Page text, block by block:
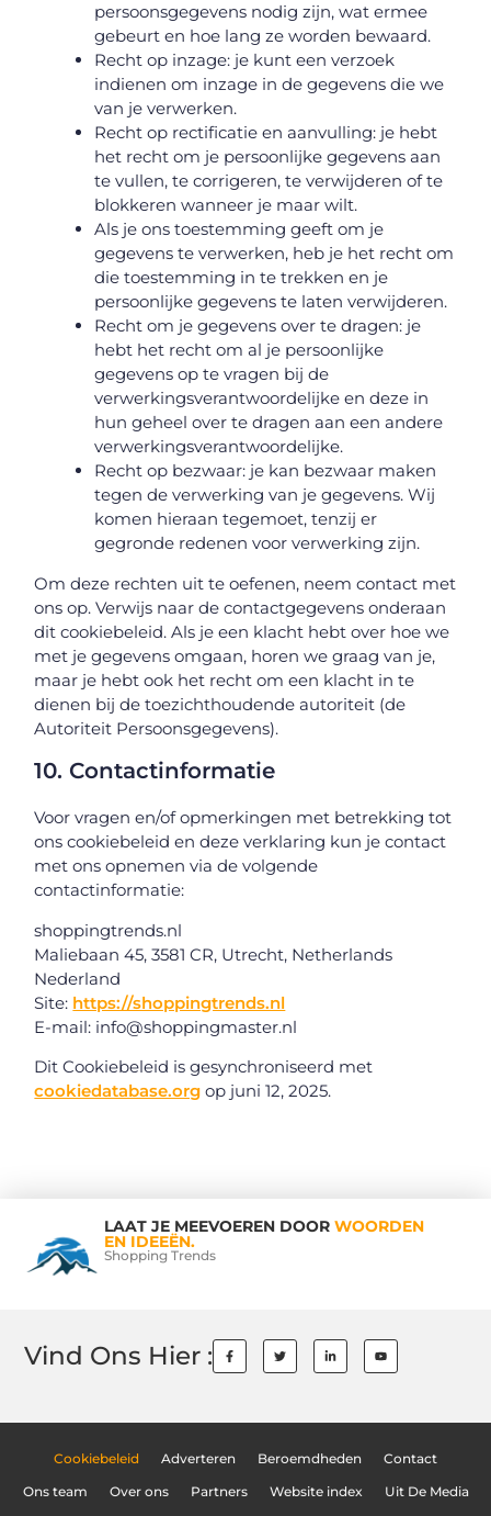
persoonsgegevens nodig zijn, wat ermee
gebeurt en hoe lang ze worden bewaard.
Recht op inzage: je kunt een verzoek
indienen om inzage in de gegevens die we
van je verwerken.
Recht op rectificatie en aanvulling: je hebt
het recht om je persoonlijke gegevens aan
te vullen, te corrigeren, te verwijderen of te
blokkeren wanneer je maar wilt.
Als je ons toestemming geeft om je
gegevens te verwerken, heb je het recht om
die toestemming in te trekken en je
persoonlijke gegevens te laten verwijderen.
Recht om je gegevens over te dragen: je
hebt het recht om al je persoonlijke
gegevens op te vragen bij de
verwerkingsverantwoordelijke en deze in
hun geheel over te dragen aan een andere
verwerkingsverantwoordelijke.
Recht op bezwaar: je kan bezwaar maken
tegen de verwerking van je gegevens. Wij
komen hieraan tegemoet, tenzij er
gegronde redenen voor verwerking zijn.
Om deze rechten uit te oefenen, neem contact met
ons op. Verwijs naar de contactgegevens onderaan
dit cookiebeleid. Als je een klacht hebt over hoe we
met je gegevens omgaan, horen we graag van je,
maar je hebt ook het recht om een klacht in te
dienen bij de toezichthoudende autoriteit (de
Autoriteit Persoonsgegevens).
10. Contactinformatie
Voor vragen en/of opmerkingen met betrekking tot
ons cookiebeleid en deze verklaring kun je contact
met ons opnemen via de volgende
contactinformatie:
shoppingtrends.nl
Maliebaan 45, 3581 CR, Utrecht, Netherlands
Nederland
Site: https://shoppingtrends.nl
E-mail: info@shoppingmaster.nl
Dit Cookiebeleid is gesynchroniseerd met
cookiedatabase.org op juni 12, 2025.
LAAT JE MEEVOEREN DOOR WOORDEN
EN IDEEËN.
Shopping Trends
Vind Ons Hier :
Cookiebeleid Adverteren Beroemdheden Contact
Ons team Over ons Partners Website index Uit De Media